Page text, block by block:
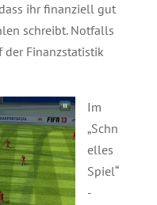
ihr finanziell gut
schreibt. Notfalls
der Finanzstatistik
Im
„Schn
elles
Spiel“
-